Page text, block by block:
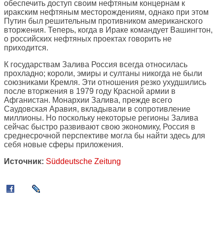
обеспечить доступ своим нефтяным концернам к
иракским нефтяным месторождениям, однако при этом
Путин был решительным противником американского
вторжения. Теперь, когда в Ираке командует Вашингтон,
о российских нефтяных проектах говорить не
приходится.
К государствам Залива Россия всегда относилась
прохладно; короли, эмиры и султаны никогда не были
союзниками Кремля. Эти отношения резко ухудшились
после вторжения в 1979 году Красной армии в
Афганистан. Монархии Залива, прежде всего
Саудовская Аравия, вкладывали в сопротивление
миллионы. Но поскольку некоторые регионы Залива
сейчас быстро развивают свою экономику, Россия в
среднесрочной перспективе могла бы найти здесь для
себя новые сферы приложения.
Источник: Süddeutsche Zeitung